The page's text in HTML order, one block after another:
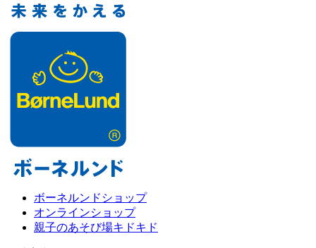
ボーネルンドショップ
オンラインショップ
親子のあそび場キドキド